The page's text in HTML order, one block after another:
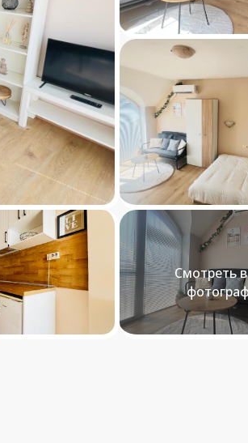
Смотреть